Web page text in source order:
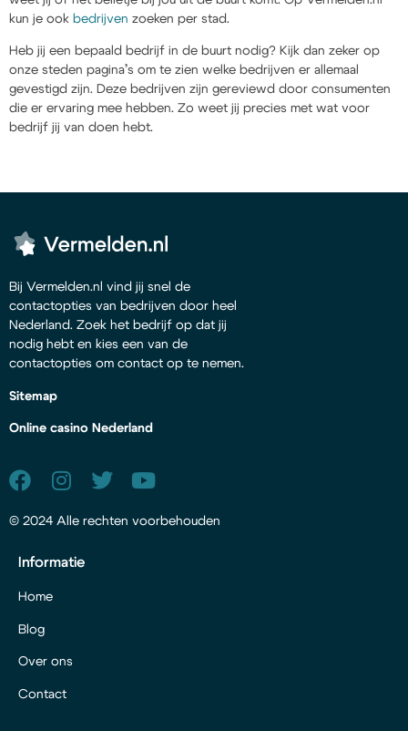
kun je ook bedrijven zoeken per stad.
Heb jij een bepaald bedrijf in de buurt nodig? Kijk dan zeker op
onze steden pagina’s om te zien welke bedrijven er allemaal
gevestigd zijn. Deze bedrijven zijn gereviewd door consumenten
die er ervaring mee hebben. Zo weet jij precies met wat voor
bedrijf jij van doen hebt.
Bij Vermelden.nl vind jij snel de
contactopties van bedrijven door heel
Nederland. Zoek het bedrijf op dat jij
nodig hebt en kies een van de
contactopties om contact op te nemen.
Sitemap
Online casino Nederland
© 2024 Alle rechten voorbehouden
Informatie
Home
Blog
Over ons
Contact